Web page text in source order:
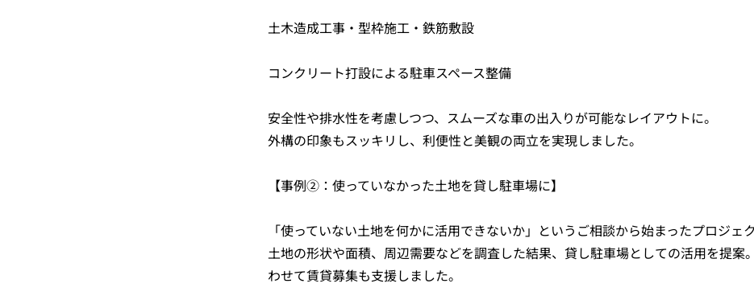
土木造成工事・型枠施工・鉄筋敷設
コンクリート打設による駐車スペース整備
安全性や排水性を考慮しつつ、スムーズな車の出入りが可能なレイアウトに。
外構の印象もスッキリし、利便性と美観の両立を実現しました。
【事例②：使っていなかった土地を貸し駐車場に】
「使っていない土地を何かに活用できないか」というご相談から始まったプロジェク
土地の形状や面積、周辺需要などを調査した結果、貸し駐車場としての活用を提案
わせて賃貸募集も支援しました。